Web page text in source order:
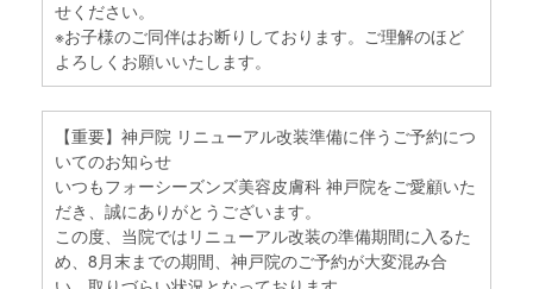
せください。
※お子様のご同伴はお断りしております。ご理解のほど
よろしくお願いいたします。
【重要】神戸院 リニューアル改装準備に伴うご予約につ
いてのお知らせ
いつもフォーシーズンズ美容皮膚科 神戸院をご愛顧いた
だき、誠にありがとうございます。
この度、当院ではリニューアル改装の準備期間に入るた
め、8月末までの期間、神戸院のご予約が大変混み合